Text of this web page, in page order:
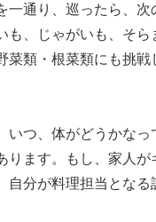
一通り、巡ったら、次
も、じゃがいも、そら
菜類・根菜類にも挑戦
いつ、体がどうかなっ
ります。もし、家人が
自分が料理担当となる